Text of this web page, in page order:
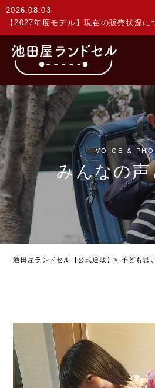
2026.08.03
【2027年度モデル】現在の販売状況に
VOICE &
みんなの声
池田屋ランドセル【公式通販】 子ども思